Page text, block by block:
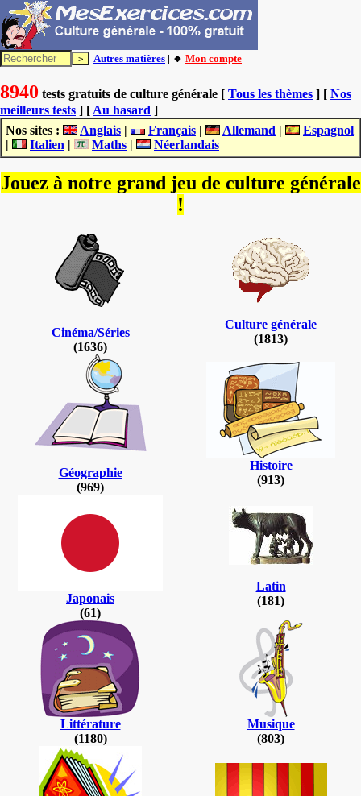
Autres matières | 🔸 Mon compte
8940 tests gratuits de culture générale [ Tous les thèmes ] [ Nos
meilleurs tests ] [ Au hasard ]
Nos sites :
Anglais | Français | Allemand |
Espagnol
|
Italien | Maths | Néerlandais
Jouez à notre grand jeu de culture générale
!
Cinéma/Séries
(1636)
Culture générale
(1813)
Géographie
(969)
Histoire
(913)
Japonais
(61)
Latin
(181)
Littérature
(1180)
Musique
(803)